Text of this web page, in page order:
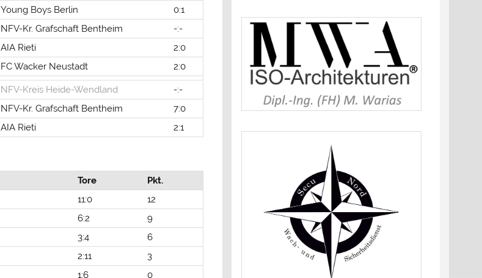
Young Boys Berlin
0:1
NFV-Kr. Grafschaft Bentheim
-:-
AIA Rieti
2:0
FC Wacker Neustadt 2:0
NFV-Kreis Heide-Wendland
-:-
NFV-Kr. Grafschaft Bentheim
7:0
AIA Rieti 2:1
Tore
Pkt.
11:0
12
6:2
9
3:4
6
2:11
3
1:6 0